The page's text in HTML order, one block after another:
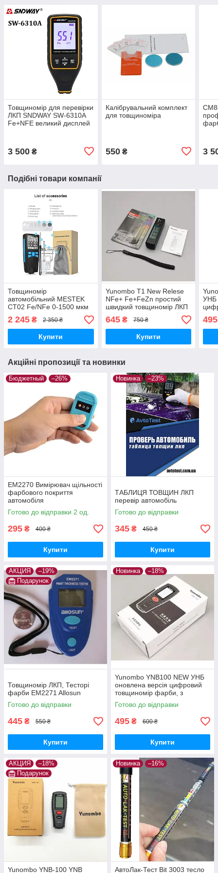
Товщиномір для перевірки
ЛКП SNDWAY SW-6310A
Fe+NFE великий дисплей
3 500 ₴
Калібрувальний комплект
для товщиноміра
550₴ 3
Подібні товари компанії
Товщиномір
автомобільний MESTEK
CT02 Fe/NFe 0-1500 мкм
2 245 ₴ 2 350 ₴
Купити
Yunombo T1 New Relese
NFe+ Fe+FeZn простий
швидкий товщиномір ЛКП
645₴ 750 ₴
Купити
УНБ
не
495
Акційні пропозиції та новинки
Бюджетный –26%
EM2270 Вимірювач щільності
фарбового покриття
автомобіля
Готово до відправки 2 од.
295 ₴ 400 ₴
Купити
Новинка –23%
ТАБЛИЦЯ ТОВЩИН ЛКП
перевір автомобіль
Готово до відправки
345 ₴ 450 ₴
Купити
АКЦИЯ
–19%
Подарунок
Товщиномір ЛКП, Тесторі
фарби EM2271 Allosun
Готово до відправки
445 ₴ 550 ₴
Купити
Новинка –18%
Yunombo YNB100 NEW УНБ
оновлена версія цифровий
товщиномір фарби, з
підсвічуванням, не вимагає
калібрування
Готово до відправки
495 ₴ 600 ₴
Купити
АКЦИЯ
–18%
Подарунок
Yunombo YNB-100 YNB
Новинка –16%
АвтоЛак-Тест Bit 3003 тесло